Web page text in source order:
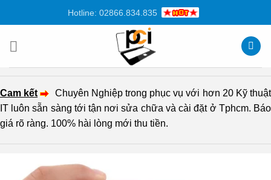
dung
Hotline: 02866.834.835
Cam kết
Chuyên Nghiệp trong phục vụ với hơn 20 Kỹ thuật
IT luôn sẵn sàng tới tận nơi sửa chữa và cài đặt ở Tphcm. Báo
giá rõ ràng. 100% hài lòng mới thu tiền.